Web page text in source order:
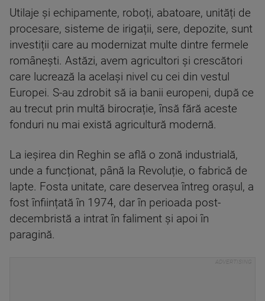
Utilaje și echipamente, roboți, abatoare, unități de
procesare, sisteme de irigații, sere, depozite, sunt
investiții care au modernizat multe dintre fermele
românești. Astăzi, avem agricultori și crescători
care lucrează la același nivel cu cei din vestul
Europei. S-au zdrobit să ia banii europeni, după ce
au trecut prin multă birocrație, însă fără aceste
fonduri nu mai există agricultură modernă.
La ieșirea din Reghin se află o zonă industrială,
unde a funcționat, până la Revoluție, o fabrică de
lapte. Fosta unitate, care deservea întreg orașul, a
fost înființată în 1974, dar în perioada post-
decembristă a intrat în faliment și apoi în
paragină.